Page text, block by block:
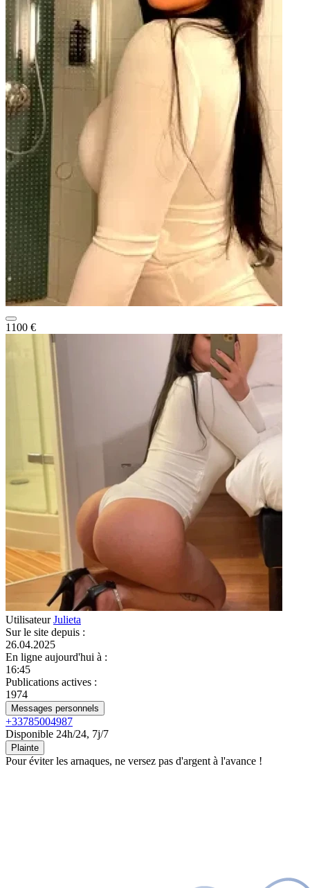
1100 €
UtilisateurJulieta
Sur le site depuis :
26.04.2025
En ligne aujourd'hui à :
16:45
Publications actives :
1974
Messages personnels
+33785004987
Disponible 24h/24, 7j/7
Plainte
Pour éviter les arnaques, ne versez pas d'argent à l'avance !